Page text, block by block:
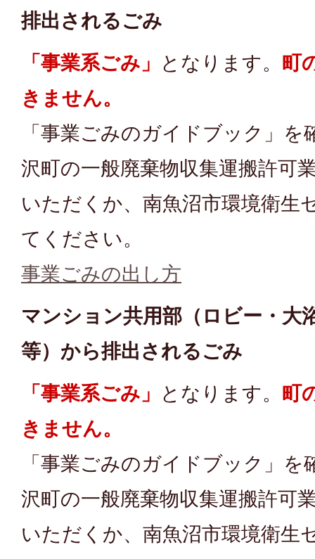
排出されるごみ
「事業系ごみ」
となります。 町
きません。
「事業ごみのガイドブック」
沢町の一般廃棄物収集運搬許可
いただくか、南魚沼市環境衛生
てください。
事業ごみの出し方
マンション共用部（ロビー・大
等）から排出されるごみ
「事業系ごみ」
となります。 町
きません。
「事業ごみのガイドブック」
沢町の一般廃棄物収集運搬許可
いただくか、南魚沼市環境衛生